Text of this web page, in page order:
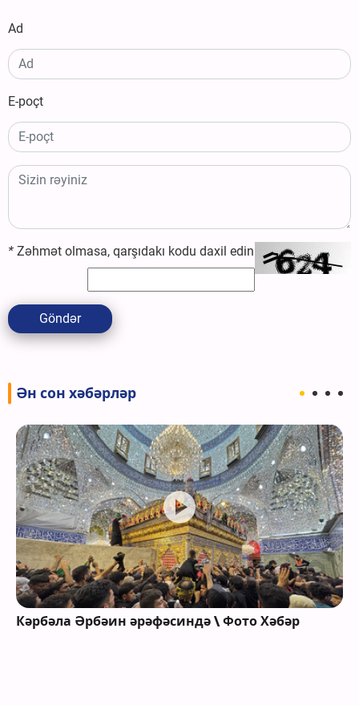
Ad
E-poçt
* Zəhmət olmasa, qarşıdakı kodu daxil edin
Göndər
Ән сон хәбәрләр
Кәрбәла Әрбәин әрәфәсиндә \ Фото Хәбәр